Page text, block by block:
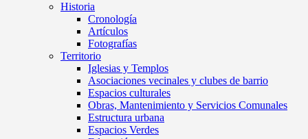
Historia
Cronología
Artículos
Fotografías
Territorio
Iglesias y Templos
Asociaciones vecinales y clubes de barrio
Espacios culturales
Obras, Mantenimiento y Servicios Comunales
Estructura urbana
Espacios Verdes